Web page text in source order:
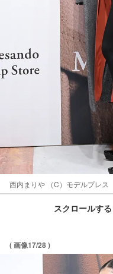
西内まりや （C）モデルプレス
スクロールす
( 画像17/28 )